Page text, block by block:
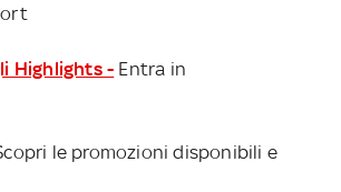
Highlights - Entra in
le promozioni disponibili e